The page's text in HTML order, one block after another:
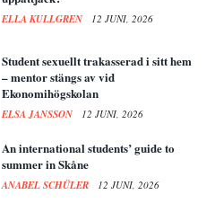
ELLA KULLGREN 12 JUNI, 2026
Student sexuellt trakasserad i sitt hem
– mentor stängs av vid
Ekonomihögskolan
ELSA JANSSON 12 JUNI, 2026
An international students’ guide to
summer in Skåne
ANABEL SCHÜLER 12 JUNI, 2026